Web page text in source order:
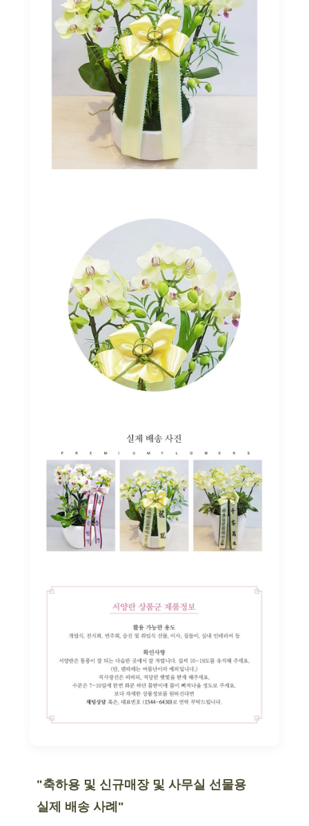
"축하용 및 신규매장 및 사무실 선물용
실제 배송 사례"